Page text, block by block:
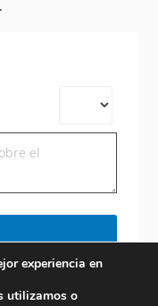
experiencia en
utilizamos o